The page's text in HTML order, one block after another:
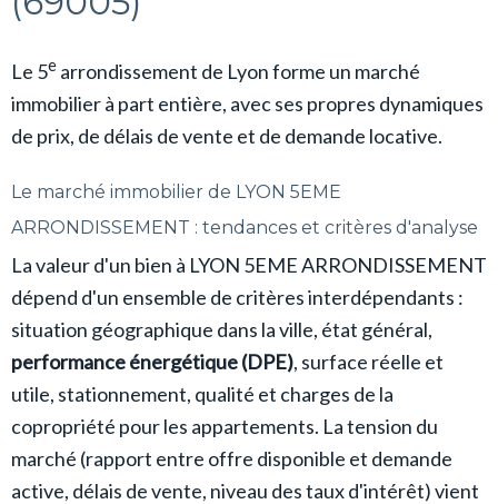
Le 5e arrondissement de Lyon forme un marché
immobilier à part entière, avec ses propres dynamiques
de prix, de délais de vente et de demande locative.
Le marché immobilier de LYON 5EME
ARRONDISSEMENT : tendances et critères d'analyse
La valeur d'un bien à LYON 5EME ARRONDISSEMENT
dépend d'un ensemble de critères interdépendants :
situation géographique dans la ville, état général,
performance énergétique (DPE), surface réelle et
utile, stationnement, qualité et charges de la
copropriété pour les appartements. La tension du
marché (rapport entre offre disponible et demande
active, délais de vente, niveau des taux d'intérêt) vient